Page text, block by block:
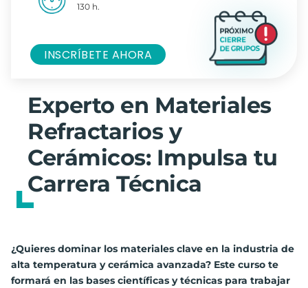
Experto en Materiales
Refractarios y
Cerámicos: Impulsa tu
Carrera Técnica
¿Quieres dominar los materiales clave en la industria de
alta temperatura y cerámica avanzada? Este curso te
formará en las bases científicas y técnicas para trabajar
130 h.
INSCRÍBETE AHORA